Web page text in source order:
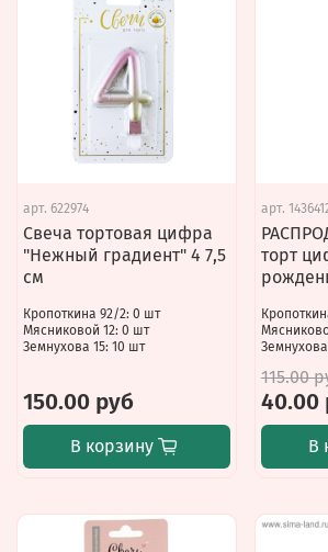
арт. 622974
Свеча тортовая цифра
"Нежный градиент" 4 7,5
см
Кропоткина 92/2: 0 шт
Мясниковой 12: 0 шт
Земнухова 15: 10 шт
150.00 руб
В корзину
арт.
торт
115.00
40.00
В